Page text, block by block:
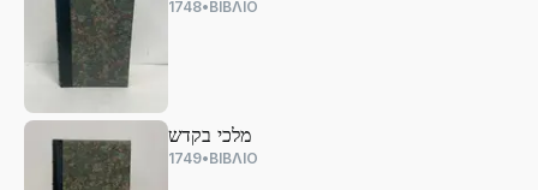
1748•ΒΙΒΛΙΟ
מלכי בקדש
1749•ΒΙΒΛΙΟ